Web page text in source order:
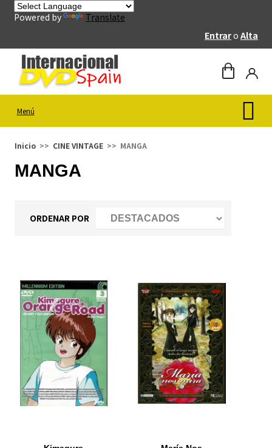
Powered by
Translate
Entraro Alta
Menú
Inicio CINE VINTAGE MANGA
MANGA
ORDENAR POR